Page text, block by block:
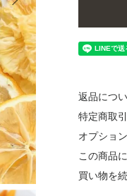
返品につ
特定商取
オプショ
この商品
買い物を